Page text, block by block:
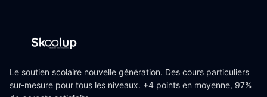
Le soutien scolaire nouvelle génération. Des cours particuliers
sur-mesure pour tous les niveaux. +4 points en moyenne, 97%